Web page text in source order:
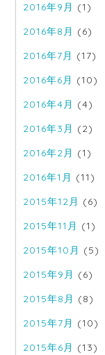
2016年9月 (1)
2016年8月 (6)
2016年7月 (17)
2016年6月 (10)
2016年4月 (4)
2016年3月 (2)
2016年2月 (1)
2016年1月 (11)
2015年12月 (6)
2015年11月 (1)
2015年10月 (5)
2015年9月 (6)
2015年8月 (8)
2015年7月 (10)
2015年6月 (13)